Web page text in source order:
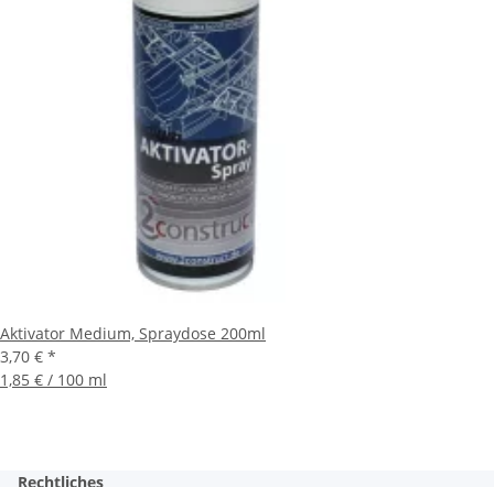
Aktivator Medium, Spraydose 200ml
3,70 € *
1,85 € / 100 ml
Rechtliches